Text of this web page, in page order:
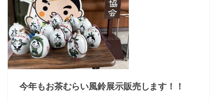
今年もお茶むらい風鈴展示販売します！！